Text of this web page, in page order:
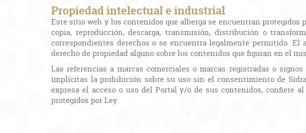
Propiedad intelectual e industrial
Este sitio web y los contenidos que alberga se encuentran
copia, reproducción, descarga, transmisión, distribución o
correspondientes derechos o se encuentra legalmente permitido.
derecho de propiedad alguno sobre los contenidos que figuran en el
Las referencias a marcas comerciales o marcas registradas o
implícitas la prohibición sobre su uso sin el consentimiento de
expresa el acceso o uso del Portal y/o de sus contenidos, confiere
protegidos por Ley.